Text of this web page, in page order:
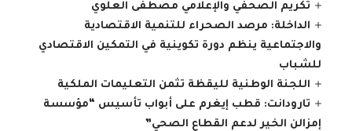
تكريم الصحفي والإعلامي مصطفى العلوي
الداخلة: مرصد الصحراء للتنمية الاقتصادية
والاجتماعية ينظم دورة تكوينية في التمكين الاقتصادي
للشباب
اللجنة الوطنية لليقظة تثمن التعليمات الملكية
تارودانت: قطب إيغرم على أبواب تأسيس “مؤسسة
إمزالن الخير لدعم القطاع الصحي”